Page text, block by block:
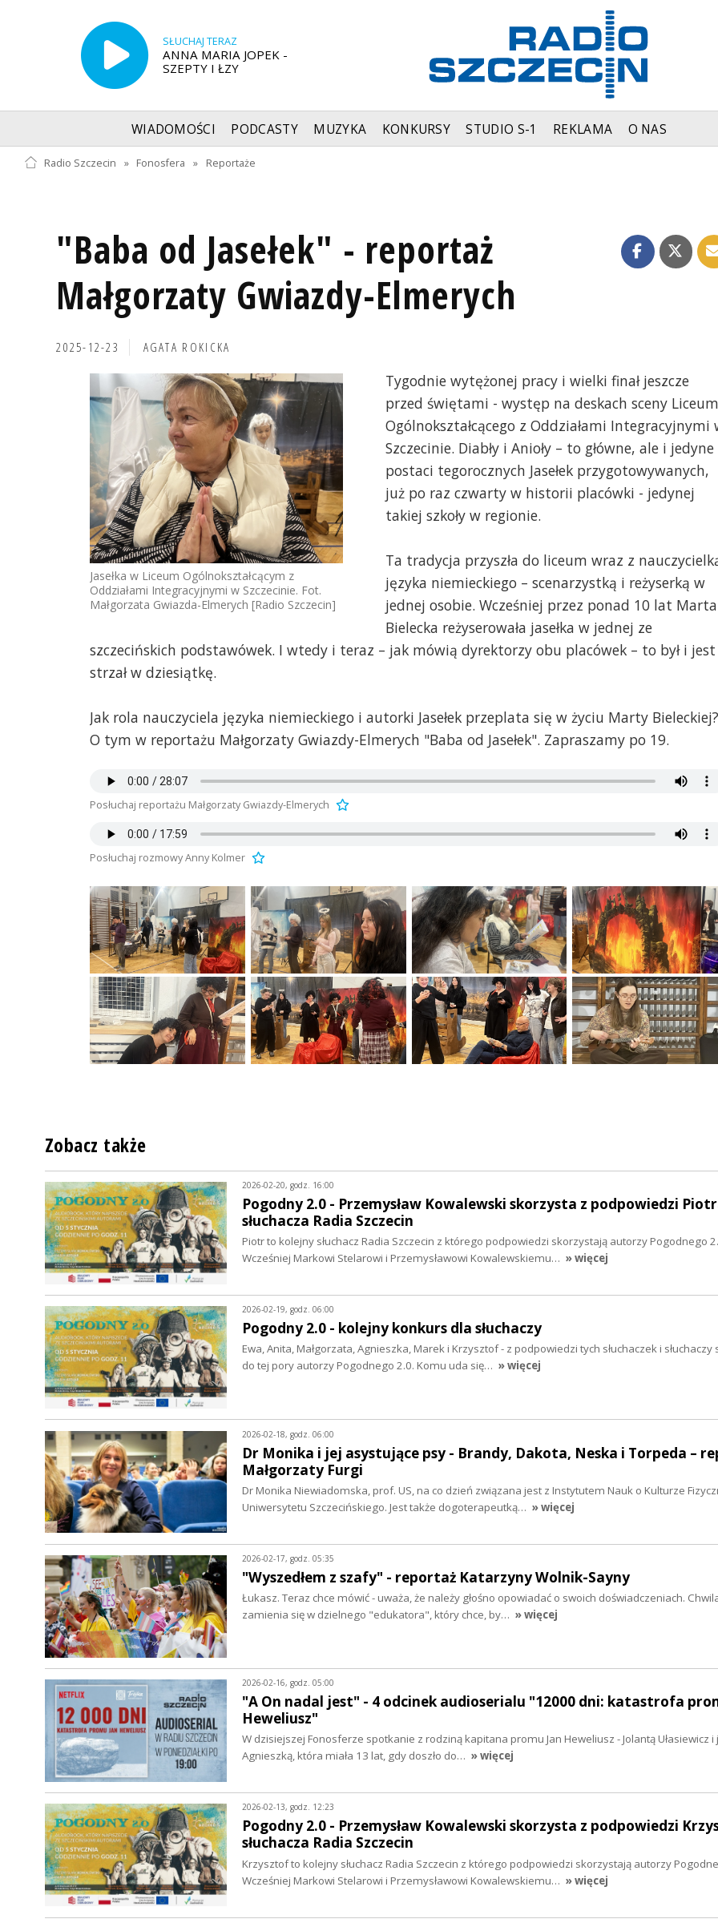
SŁUCHAJ TERAZ
ANNA MARIA JOPEK -
SZEPTY I ŁZY
WIADOMOŚCI PODCASTY MUZYKA KONKURSY STUDIO S-1 REKLAMA O NAS
Radio Szczecin » Fonosfera » Reportaże
"Baba od Jasełek" - reportaż
Małgorzaty Gwiazdy-Elmerych
2025-12-23 AGATA ROKICKA
Jasełka w Liceum Ogólnokształcącym z
Oddziałami Integracyjnymi w Szczecinie. Fot.
Małgorzata Gwiazda-Elmerych [Radio Szczecin]
Tygodnie wytężonej pracy i wielki finał jeszcze
przed świętami - występ na deskach sceny Liceum
Ogólnokształcącego z Oddziałami Integracyjnymi
Szczecinie. Diabły i Anioły – to główne, ale i jedyne
postaci tegorocznych Jasełek przygotowywanych,
już po raz czwarty w historii placówki - jedynej
takiej szkoły w regionie.
Ta tradycja przyszła do liceum wraz z
języka niemieckiego – scenarzystką i reżyserką w
jednej osobie. Wcześniej przez ponad 10 lat Marta
Bielecka reżyserowała jasełka w jednej ze
szczecińskich podstawówek. I wtedy i teraz – jak mówią dyrektorzy obu placówek – to był i jest
strzał w dziesiątkę.
Jak rola nauczyciela języka niemieckiego i autorki Jasełek przeplata się w życiu Marty Bieleckiej?
O tym w reportażu Małgorzaty Gwiazdy-Elmerych "Baba od Jasełek". Zapraszamy po 19.
Posłuchaj reportażu Małgorzaty Gwiazdy-Elmerych
Posłuchaj rozmowy Anny Kolmer
Zobacz także
2026-02-20, godz. 16:00
Pogodny 2.0 - Przemysław Kowalewski skorzysta z podpowiedzi
słuchacza Radia Szczecin
Piotr to kolejny słuchacz Radia Szczecin z którego podpowiedzi skorzystają autorzy Pogodnego
Wcześniej Markowi Stelarowi i Przemysławowi Kowalewskiemu… » więcej
2026-02-19, godz. 06:00
Pogodny 2.0 - kolejny konkurs dla słuchaczy
Ewa, Anita, Małgorzata, Agnieszka, Marek i Krzysztof - z podpowiedzi tych słuchaczek i słuchaczy
do tej pory autorzy Pogodnego 2.0. Komu uda się… » więcej
2026-02-18, godz. 06:00
Dr Monika i jej asystujące psy - Brandy, Dakota, Neska i Torpeda –
Małgorzaty Furgi
Dr Monika Niewiadomska, prof. US, na co dzień związana jest z Instytutem Nauk o Kulturze
Uniwersytetu Szczecińskiego. Jest także dogoterapeutką… » więcej
2026-02-17, godz. 05:35
"Wyszedłem z szafy" - reportaż Katarzyny Wolnik-Sayny
Łukasz. Teraz chce mówić - uważa, że należy głośno opowiadać o swoich doświadczeniach.
zamienia się w dzielnego "edukatora", który chce, by… » więcej
2026-02-16, godz. 05:00
"A On nadal jest" - 4 odcinek audioserialu "12000 dni: katastrofa
Heweliusz"
W dzisiejszej Fonosferze spotkanie z rodziną kapitana promu Jan Heweliusz - Jolantą Ułasiewicz i
Agnieszką, która miała 13 lat, gdy doszło do… » więcej
2026-02-13, godz. 12:23
Pogodny 2.0 - Przemysław Kowalewski skorzysta z podpowiedzi
słuchacza Radia Szczecin
Krzysztof to kolejny słuchacz Radia Szczecin z którego podpowiedzi skorzystają autorzy
Wcześniej Markowi Stelarowi i Przemysławowi Kowalewskiemu… » więcej